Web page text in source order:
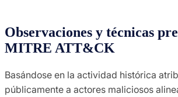
Observaciones y técnicas
MITRE ATT&CK
Basándose en la actividad histórica
públicamente a actores maliciosos